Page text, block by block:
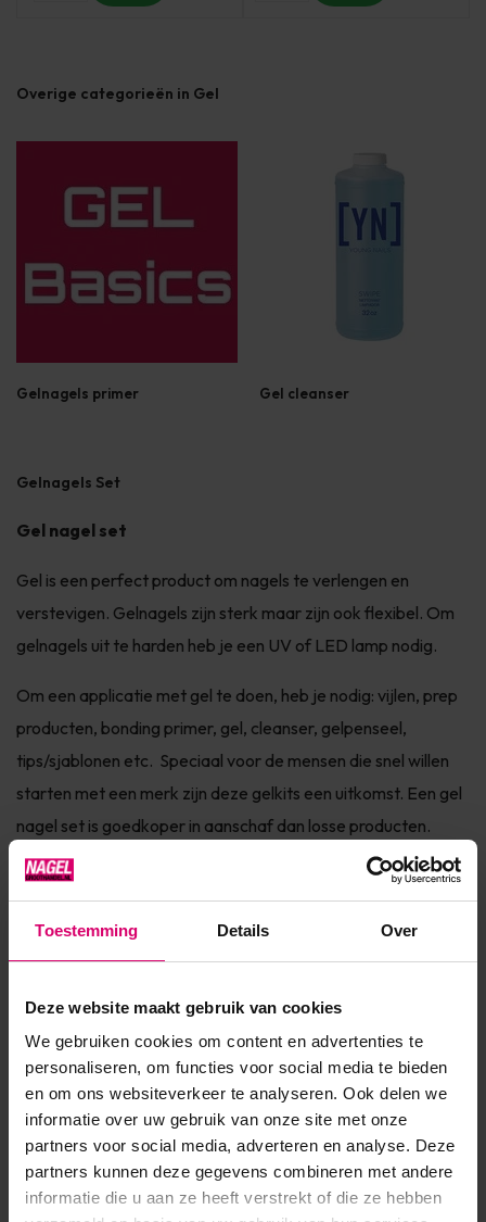
Toestemming Details Over
Deze website maakt gebruik van cookies
We gebruiken cookies om content en advertenties te
personaliseren, om functies voor social media te bieden
en om ons websiteverkeer te analyseren. Ook delen we
informatie over uw gebruik van onze site met onze
partners voor social media, adverteren en analyse. Deze
partners kunnen deze gegevens combineren met andere
informatie die u aan ze heeft verstrekt of die ze hebben
Overige categorieën in Gel
Gelnagels primer Gel cleanser
Gelnagels Set
Gel nagel set
Gel is een perfect product om nagels te verlengen en
verstevigen. Gelnagels zijn sterk maar zijn ook flexibel. Om
gelnagels uit te harden heb je een UV of LED lamp nodig.
Om een applicatie met gel te doen, heb je nodig: vijlen, prep
producten, bonding primer, gel, cleanser, gelpenseel,
tips/sjablonen etc. Speciaal voor de mensen die snel willen
starten met een merk zijn deze gelkits een uitkomst. Een gel
nagel set is goedkoper in aanschaf dan losse producten.
Stappenplan
De Gel Voorbereiding
De voorbereiding wordt ook wel vaak de prep genoemt. Je
vijlt de nagels na het wassen, eerst in de gewenste vorm met
een 180 grit vijl. Vervolgens duw je met een pro
pusher/cuticle pusher de nagelriemen voorzichtig terug en
verwijder je de vliesjes van de nagel met een pro pusher
(cuticle pusher) of met een curette. Heeft jouw klant erg
stugge vliesjes die moeilijk te verwijderen zijn, gebruik dan